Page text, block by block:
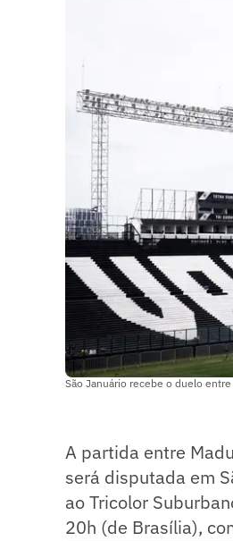
São Januário recebe o duelo
A partida entre
será disputada em
ao Tricolor
20h (de Brasília),